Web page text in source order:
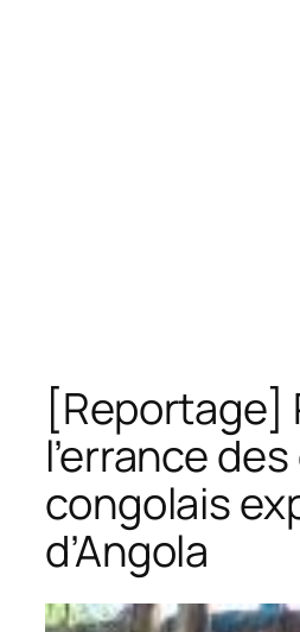
[Reportage]
l’errance
congolais
d’Angola